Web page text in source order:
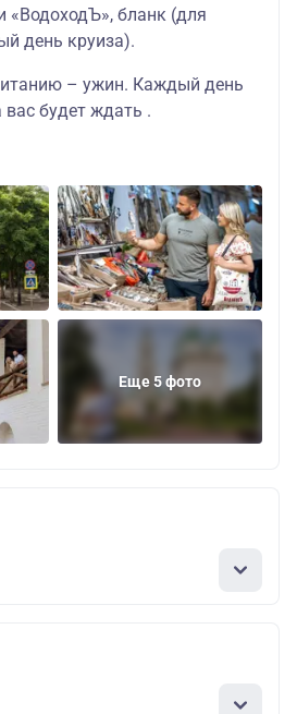
«ВодоходЪ», бланк (для
день круиза).
– ужин. Каждый день
вас будет ждать .
Еще 5 фото